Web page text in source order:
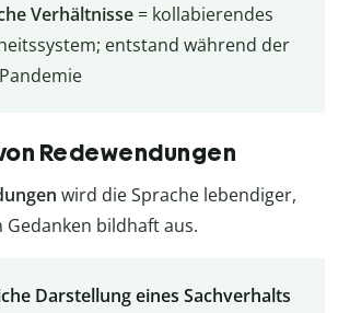
Verhältnisse= kollabierendes
entstand während der
Redewendungen
wird die Sprache lebendiger,
Gedanken bildhaft aus.
Darstellung eines Sachverhalts